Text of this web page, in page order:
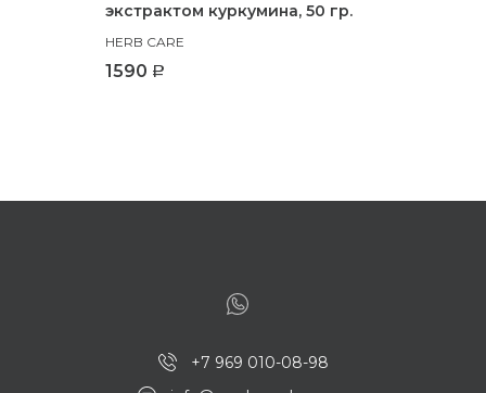
экстрактом куркумина, 50 гр.
HERB CARE
1590
+7 969 010-08-98